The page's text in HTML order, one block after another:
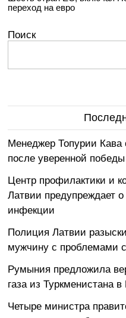
переход на евро
Поиск
Менеджер Топурии Кава
после уверенной
Центр профилактики и
Латвии предупреждает
инфекции
Полиция Латвии
мужчину с проблемами
Румыния предложила
газа из Туркменистана
Четыре министра